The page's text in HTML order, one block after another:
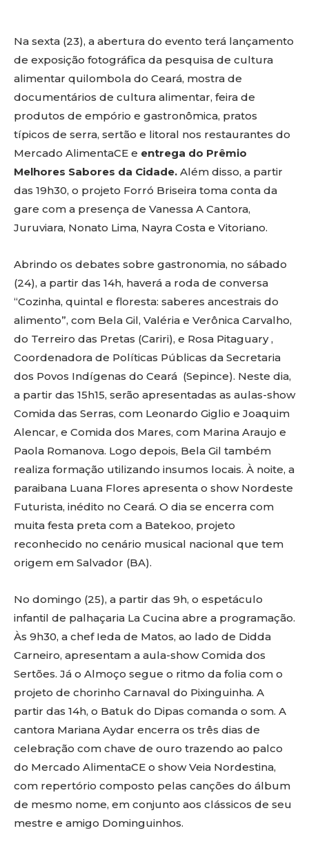
Na sexta (23), a abertura do evento terá lançamento
de exposição fotográfica da pesquisa de cultura
alimentar quilombola do Ceará, mostra de
documentários de cultura alimentar, feira de
produtos de empório e gastronômica, pratos
típicos de serra, sertão e litoral nos restaurantes do
Mercado AlimentaCE e entrega do Prêmio
Melhores Sabores da Cidade. Além disso, a partir
das 19h30, o projeto Forró Briseira toma conta da
gare com a presença de Vanessa A Cantora,
Juruviara, Nonato Lima, Nayra Costa e Vitoriano.
Abrindo os debates sobre gastronomia, no sábado
(24), a partir das 14h, haverá a roda de conversa
“Cozinha, quintal e floresta: saberes ancestrais do
alimento”, com Bela Gil, Valéria e Verônica Carvalho,
do Terreiro das Pretas (Cariri), e Rosa Pitaguary ,
Coordenadora de Políticas Públicas da Secretaria
dos Povos Indígenas do Ceará (Sepince). Neste dia,
a partir das 15h15, serão apresentadas as aulas-show
Comida das Serras, com Leonardo Giglio e Joaquim
Alencar, e Comida dos Mares, com Marina Araujo e
Paola Romanova. Logo depois, Bela Gil também
realiza formação utilizando insumos locais. À noite, a
paraibana Luana Flores apresenta o show Nordeste
Futurista, inédito no Ceará. O dia se encerra com
muita festa preta com a Batekoo, projeto
reconhecido no cenário musical nacional que tem
origem em Salvador (BA).
No domingo (25), a partir das 9h, o espetáculo
infantil de palhaçaria La Cucina abre a programação.
Às 9h30, a chef Ieda de Matos, ao lado de Didda
Carneiro, apresentam a aula-show Comida dos
Sertões. Já o Almoço segue o ritmo da folia com o
projeto de chorinho Carnaval do Pixinguinha. A
partir das 14h, o Batuk do Dipas comanda o som. A
cantora Mariana Aydar encerra os três dias de
celebração com chave de ouro trazendo ao palco
do Mercado AlimentaCE o show Veia Nordestina,
com repertório composto pelas canções do álbum
de mesmo nome, em conjunto aos clássicos de seu
mestre e amigo Dominguinhos.